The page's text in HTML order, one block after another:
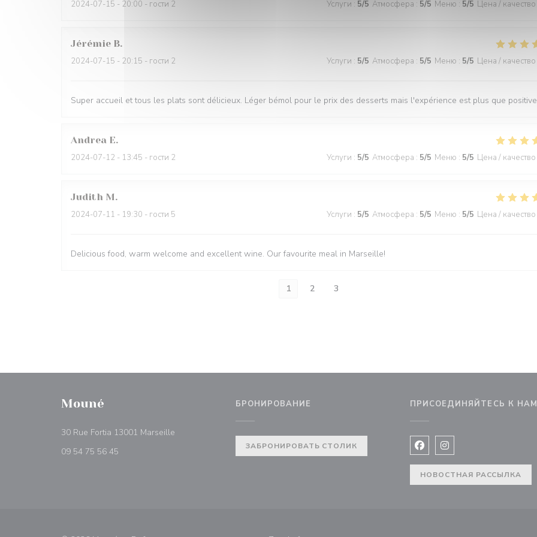
2024-07-15 - 20:00 - гости 2 Услуги : 5/5 Атмосфера : 5/5 Меню : 5/5 Цена / качество
Jérémie B
2024-07-15 - 20:15 - гости 2 Услуги : 5/5 Атмосфера : 5/5 Меню : 5/5 Цена / качество
Super accueil et tous les plats sont délicieux. Léger bémol pour le prix des desserts mais l'expérience est plus que positive
Andrea E
2024-07-12 - 13:45 - гости 2 Услуги : 5/5 Атмосфера : 5/5 Меню : 5/5 Цена / качество
Judith M
2024-07-11 - 19:30 - гости 5 Услуги : 5/5 Атмосфера : 5/5 Меню : 5/5 Цена / качество
Delicious food, warm welcome and excellent wine. Our favourite meal in Marseille!
1 2 3
Mouné
30 Rue Fortia 13001 Marseille
09 54 75 56 45
БРОНИРОВАНИЕ
ЗАБРОНИРОВАТЬ СТОЛИК
ПРИСОЕДИНЯЙТЕСЬ К НАМ
Facebook ((открывается в
Instagram
НОВОСТНАЯ РАССЫЛКА